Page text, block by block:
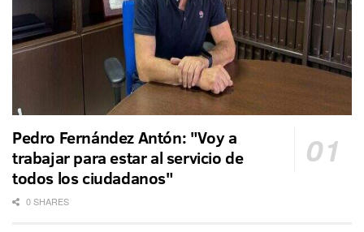
Pedro Fernández Antón: "Voy a
trabajar para estar al servicio de
todos los ciudadanos"
0 SHARES